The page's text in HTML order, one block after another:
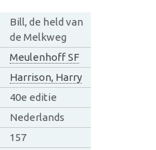
Bill, de held van
de Melkweg
Meulenhoff SF
Harrison, Harry
40e editie
Nederlands
157